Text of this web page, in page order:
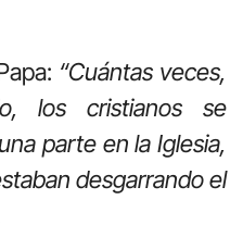
“Cuántas veces,
los cristianos se
parte en la Iglesia,
desgarrando el